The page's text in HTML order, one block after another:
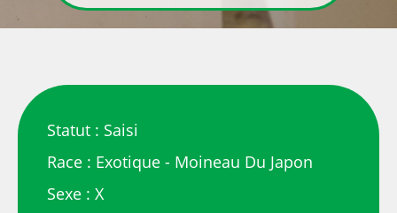
Statut : Saisi
Race : Exotique - Moineau Du Japon
Sexe : X